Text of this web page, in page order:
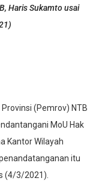
Haris Sukamto usai
(Pemrov) NTB
MoU Hak
Kantor Wilayah
itu
(4/3/2021).